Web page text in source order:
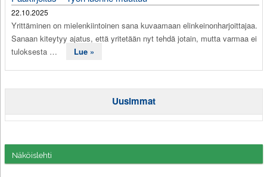
22.10.2025
Yrittäminen on mielenkiintoinen sana kuvaamaan elinkeinonharjoittajaa.
Sanaan kiteytyy ajatus, että yritetään nyt tehdä jotain, mutta varmaa ei
tuloksesta …
Lue »
Uusimmat
Näköislehti